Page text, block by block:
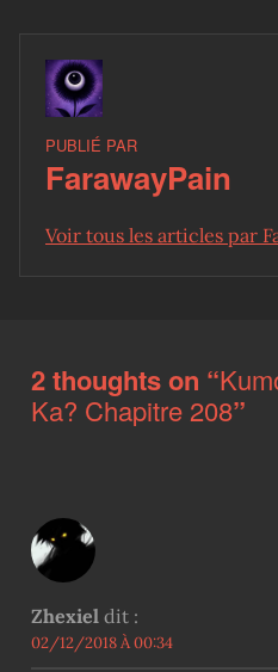
PUBLIÉ PAR
FarawayPain
Voir tous les articles par
2 thoughts on “
Ka? Chapitre 208”
Zhexiel dit :
02/12/2018 À 00:34